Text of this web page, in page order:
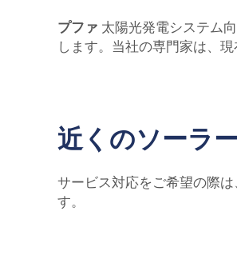
プファ 太陽光発電システム
します。当社の専門家は、
近くのソーラ
サービス対応をご希望の際は
す。